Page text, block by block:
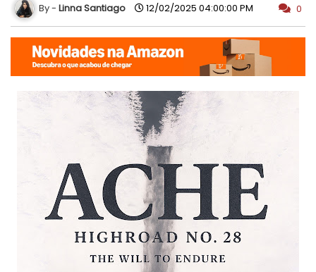
Linna Santiago 12/02/2025 04:00:00 PM 0